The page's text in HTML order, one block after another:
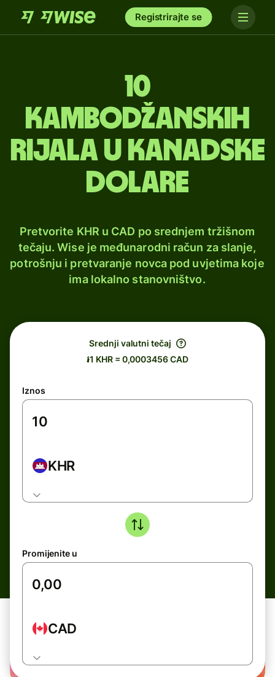
Registrirajte se
10
kambodžanskih
rijala u kanadske
dolare
Pretvorite KHR u CAD po srednjem tržišnom
tečaju. Wise je međunarodni račun za slanje,
potrošnju i pretvaranje novca pod uvjetima koje
ima lokalno stanovništvo.
Srednji valutni tečaj
៛1 KHR = 0,0003456 CAD
Iznos
KHR
Promijenite u
CAD